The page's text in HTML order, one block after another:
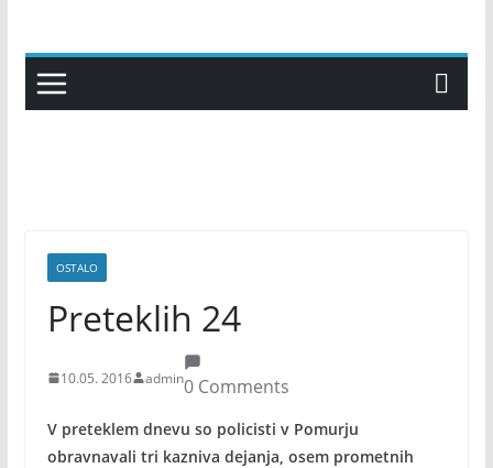
content
OSTALO
Preteklih 24
10.05. 2016 admin0 Comments
V preteklem dnevu so policisti v Pomurju
obravnavali tri kazniva dejanja, osem prometnih